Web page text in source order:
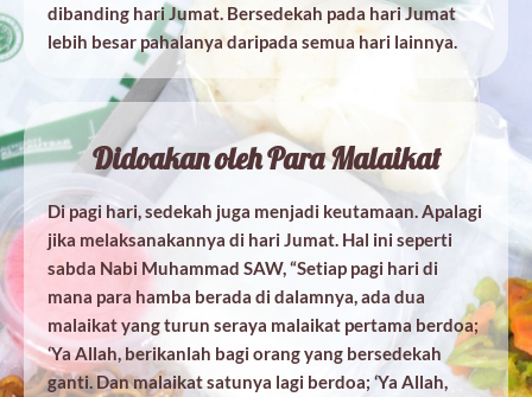
dibanding hari Jumat. Bersedekah pada hari Jumat
lebih besar pahalanya daripada semua hari lainnya.
Didoakan oleh Para Malaikat
Di pagi hari, sedekah juga menjadi keutamaan. Apalagi
jika melaksanakannya di hari Jumat. Hal ini seperti
sabda Nabi Muhammad SAW, “Setiap pagi hari di
mana para hamba berada di dalamnya, ada dua
malaikat yang turun seraya malaikat pertama berdoa;
‘Ya Allah, berikanlah bagi orang yang bersedekah
ganti. Dan malaikat satunya lagi berdoa; ‘Ya Allah,